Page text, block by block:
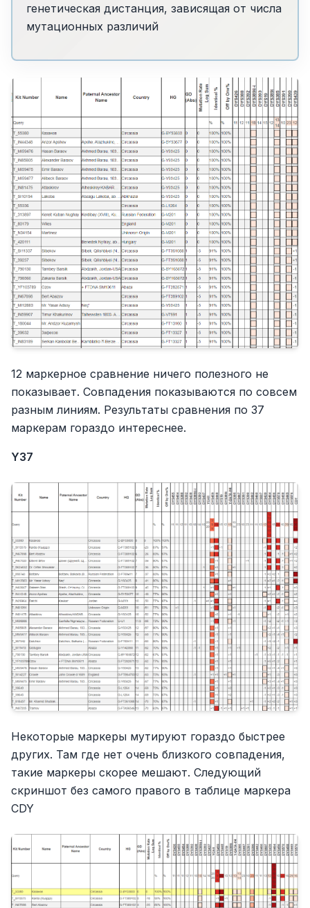
генетическая дистанция, зависящая от числа
мутационных различий
12 маркерное сравнение ничего полезного не
показывает. Совпадения показываются по совсем
разным линиям. Результаты сравнения по 37
маркерам гораздо интереснее.
Y37
Некоторые маркеры мутируют гораздо быстрее
других. Там где нет очень близкого совпадения,
такие маркеры скорее мешают. Следующий
скриншот без самого правого в таблице маркера
CDY